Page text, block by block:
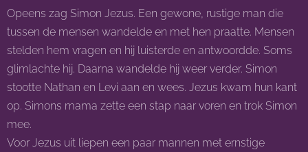
Opeens zag Simon Jezus. Een gewone, rustige man die
tussen de mensen wandelde en met hen praatte. Mensen
stelden hem vragen en hij luisterde en antwoordde. Soms
glimlachte hij. Daarna wandelde hij weer verder. Simon
stootte Nathan en Levi aan en wees. Jezus kwam hun kant
op. Simons mama zette een stap naar voren en trok Simon
mee.
Voor Jezus uit liepen een paar mannen met ernstige